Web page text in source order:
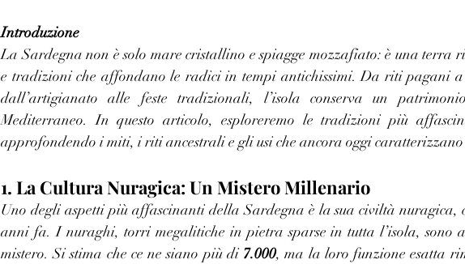
Introduzione
La Sardegna non è solo mare cristallino e spiagge mozzafiato: è una terra
e tradizioni che affondano le radici in tempi antichissimi. Da riti pagani a
dall’artigianato alle feste tradizionali, l’isola conserva un
Mediterraneo. In questo articolo, esploreremo le tradizioni più
approfondendo i miti, i riti ancestrali e gli usi che ancora oggi
1. La Cultura Nuragica: Un Mistero Millenario
Uno degli aspetti più affascinanti della Sardegna è la sua civiltà nuragica,
anni fa. I nuraghi, torri megalitiche in pietra sparse in tutta l’isola, sono
mistero. Si stima che ce ne siano più di 7.000, ma la loro funzione esatta